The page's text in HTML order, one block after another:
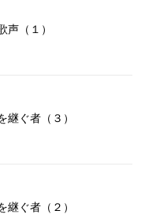
声（１）
継ぐ者（３）
継ぐ者（２）